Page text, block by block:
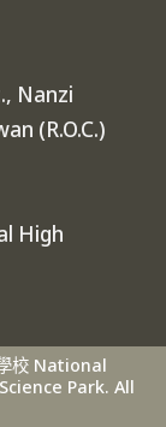
Nanzi
(R.O.C.)
High
校 National
Park. All